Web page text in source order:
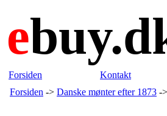
e
Forsiden Kontakt
Forsiden -> Danske mønter efter 1873 ->